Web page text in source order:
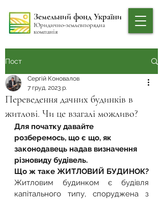
Земельний фонд України
Юридично-землевпорядна
компанія
Пост
Переведення дачних будинків в
житлові. Чи це взагалі можливо?
Сергій Коновалов
7 груд. 2023 р.
Для початку давайте
розберемось, що є що, як
законодавець надав визначення
різновиду будівель.
Що ж таке ЖИТЛОВИЙ БУДИНОК?
Житловим будинком є будівля
капітального типу, споруджена з